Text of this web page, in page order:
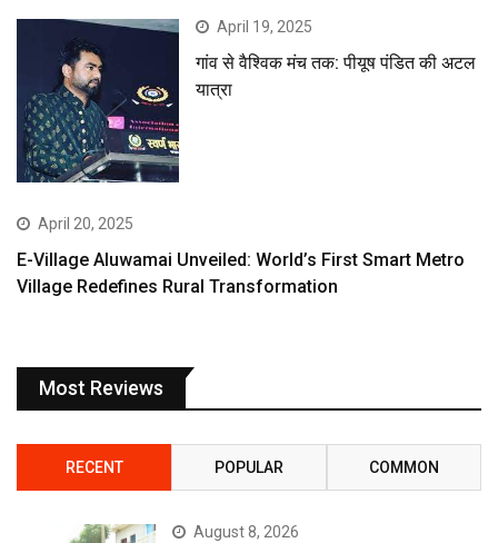
April 19, 2025
गांव से वैश्विक मंच तक: पीयूष पंडित की अटल
यात्रा
April 20, 2025
E-Village Aluwamai Unveiled: World’s First Smart Metro
Village Redefines Rural Transformation
Most Reviews
RECENT POPULAR COMMON
August 8, 2026